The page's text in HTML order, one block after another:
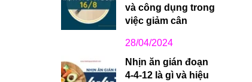
và công dụng trong
việc giảm cân
28/04/2024
Nhịn ăn gián đoạn
4-4-12 là gì và hiệu